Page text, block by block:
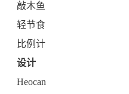
敲木鱼
轻节食
比例计
设计
Heocan